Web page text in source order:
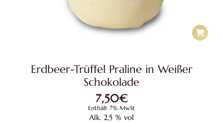
Erdbeer-Trüffel Praline in Weißer
Schokolade
7,50€
Enthält 7% MwSt
Alk. 2,5 % vol